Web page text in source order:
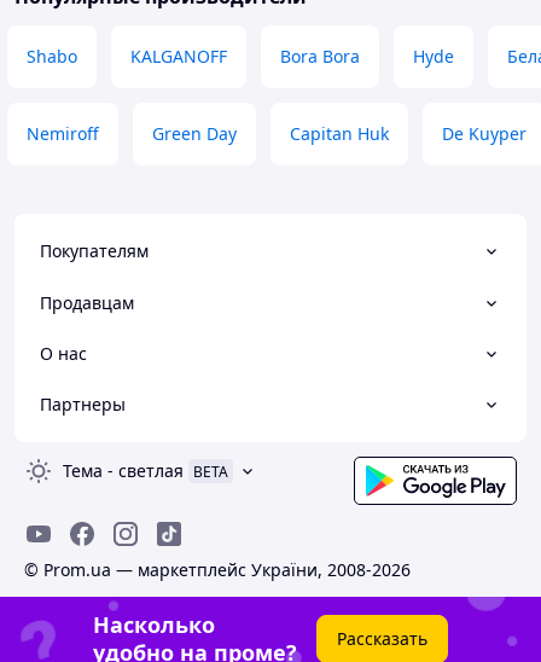
Shabo KALGANOFF Bora Bora Hyde
Nemiroff Green Day Capitan Huk De Kuyper
Покупателям
Продавцам
О нас
Партнеры
Тема - светлая BETA
© Prom.ua — маркетплейс України, 2008-2026
Насколько
удобно на проме?
Рассказать